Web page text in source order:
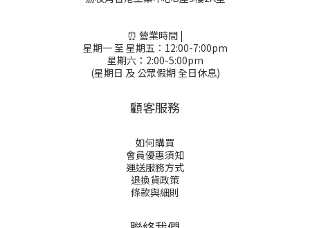
⏰ 營業時間 |
星期一 至 星期五：12:00-7:00pm
星期六：2:00-5:00pm
(星期日 及 公眾假期 全日休息)
顧客服務
如何購買
會員優惠須知
運送服務方式
退換貨政策
條款與細則